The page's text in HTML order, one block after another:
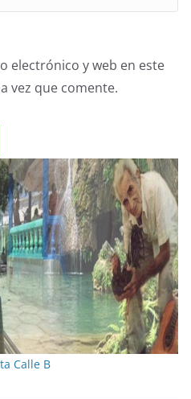
electrónico y web en este
vez que comente.
Calle B